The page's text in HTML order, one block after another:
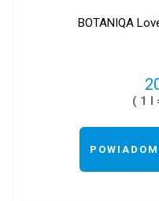
BOTANIQA
( 1 l